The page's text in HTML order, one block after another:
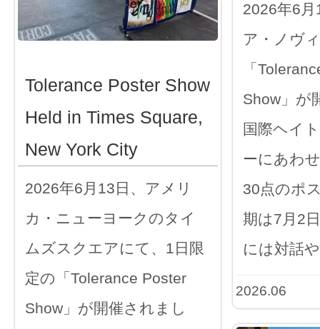
2026年6
ア・ノヴ
「
Show」が
国際ヘイ
ーにあわ
30点のポ
期は7月2
には対話
2026.06
Tolerance Poster Show
Held in Times Square,
New York City
2026年6月13日、アメリ
カ・ニューヨークのタイ
ムズスクエアにて、1日限
定の「Tolerance Poster
Show」が開催されまし